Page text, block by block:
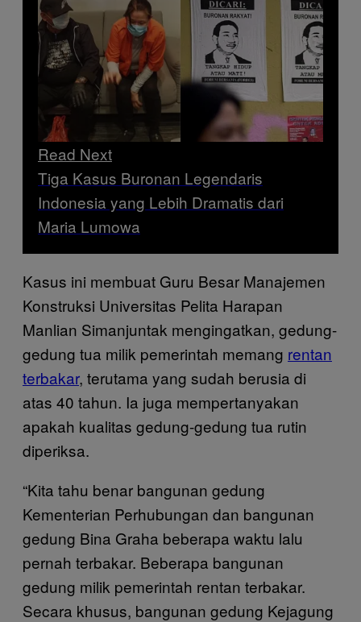
Read Next
Tiga Kasus Buronan Legendaris
Indonesia yang Lebih Dramatis dari
Maria Lumowa
Kasus ini membuat Guru Besar Manajemen
Konstruksi Universitas Pelita Harapan
Manlian Simanjuntak mengingatkan, gedung-
gedung tua milik pemerintah memang rentan
terbakar, terutama yang sudah berusia di
atas 40 tahun. Ia juga mempertanyakan
apakah kualitas gedung-gedung tua rutin
diperiksa.
“Kita tahu benar bangunan gedung
Kementerian Perhubungan dan bangunan
gedung Bina Graha beberapa waktu lalu
pernah terbakar. Beberapa bangunan
gedung milik pemerintah rentan terbakar.
Secara khusus, bangunan gedung Kejagung